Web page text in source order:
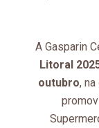
A Gasparin
Litoral
outubro,